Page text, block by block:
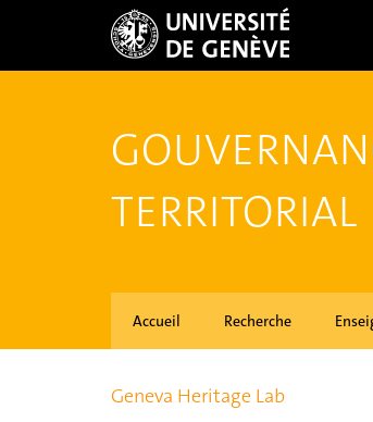
TERRITORIAL
Accueil Recherche
Geneva Heritage Lab